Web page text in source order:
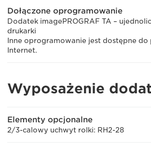
Dołączone oprogramowanie
Dodatek imagePROGRAF TA –
drukarki
Inne oprogramowanie jest dostępne
Internet.
Wyposażenie
Elementy opcjonalne
2/3-calowy uchwyt rolki: RH2-28